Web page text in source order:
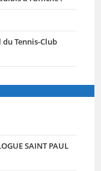
Tennis-Club
SAINT PAUL